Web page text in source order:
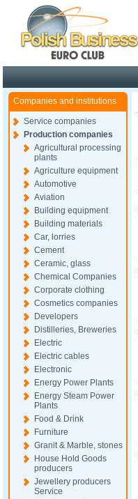
Companies and institutions
Service companies
Production companies
Agricultural processing
plants
Agriculture equipment
Automotive
Aviation
Building equipment
Building materials
Car, lorries
Cement
Ceramic, glass
Chemical Companies
Corporate clothing
Cosmetics companies
Developers
Distilleries, Breweries
Electric
Electric cables
Electronic
Energy Power Plants
Energy Steam Power
Plants
Food & Drink
Furniture
Granit & Marble, stones
House Hold Goods
producers
Jewellery producers
Service